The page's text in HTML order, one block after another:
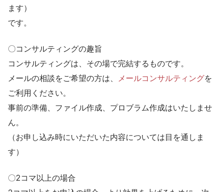
ます）
です。
〇コンサルティングの趣旨
コンサルティングは、その場で完結するものです。
メールの相談をご希望の方は、
メールコンサルティングを
ご利用ください。
事前の準備、ファイル作成、プロブラム作成はいたしませ
ん。
（お申し込み時にいただいた内容については目を通しま
す）
〇2コマ以上の場合